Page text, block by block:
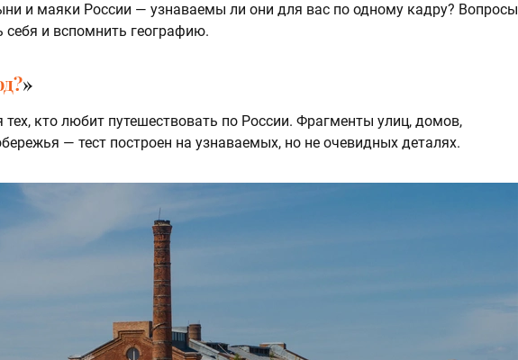
и маяки России — узнаваемы ли они для вас по одному кадру? Вопросы
себя и вспомнить географию.
»
тех, кто любит путешествовать по России. Фрагменты улиц, домов,
— тест построен на узнаваемых, но не очевидных деталях.